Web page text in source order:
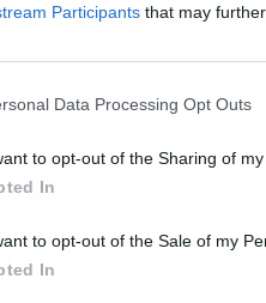
Participants that may
Data Processing Opt Outs
to opt-out of the Sharing of my
In
to opt-out of the Sale of my
In
επιστρέφει
Φίντσερ μπορεί να μην